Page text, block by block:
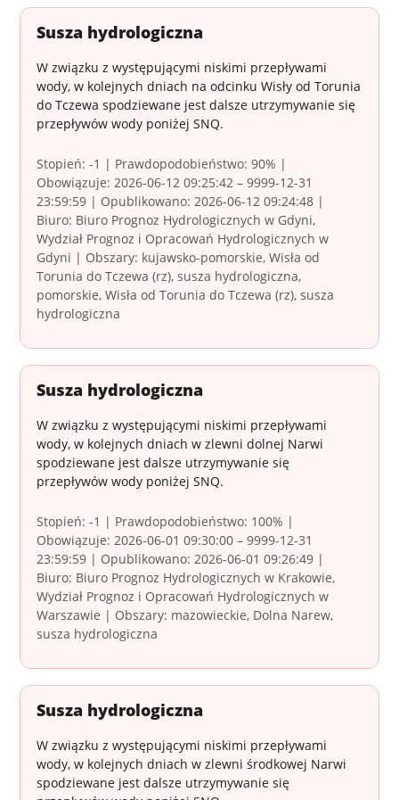
Susza hydrologiczna
W związku z występującymi niskimi przepływami
wody, w kolejnych dniach na odcinku Wisły od Torunia
do Tczewa spodziewane jest dalsze utrzymywanie się
przepływów wody poniżej SNQ.
Stopień: -1 | Prawdopodobieństwo: 90% |
Obowiązuje: 2026-06-12 09:25:42 – 9999-12-31
23:59:59 | Opublikowano: 2026-06-12 09:24:48 |
Biuro: Biuro Prognoz Hydrologicznych w Gdyni,
Wydział Prognoz i Opracowań Hydrologicznych w
Gdyni | Obszary: kujawsko-pomorskie, Wisła od
Torunia do Tczewa (rz), susza hydrologiczna,
pomorskie, Wisła od Torunia do Tczewa (rz), susza
hydrologiczna
Susza hydrologiczna
W związku z występującymi niskimi przepływami
wody, w kolejnych dniach w zlewni dolnej Narwi
spodziewane jest dalsze utrzymywanie się
przepływów wody poniżej SNQ.
Stopień: -1 | Prawdopodobieństwo: 100% |
Obowiązuje: 2026-06-01 09:30:00 – 9999-12-31
23:59:59 | Opublikowano: 2026-06-01 09:26:49 |
Biuro: Biuro Prognoz Hydrologicznych w Krakowie,
Wydział Prognoz i Opracowań Hydrologicznych w
Warszawie | Obszary: mazowieckie, Dolna Narew,
susza hydrologiczna
Susza hydrologiczna
W związku z występującymi niskimi przepływami
wody, w kolejnych dniach w zlewni środkowej Narwi
spodziewane jest dalsze utrzymywanie się